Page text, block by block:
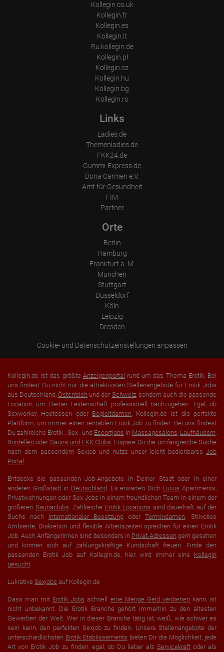
Kollegin.co.uk
Kollegin.fr
Kollegin.es
Kollegin.it
Ru.kollegin.de
Kollegin.pl
Kollegin.cz
Kollegin.hu
Kollegin.bg
Kollegin.ro
Links
Ladies.de
Themenladies.de
FKK24.de
Gummi-Express.de
Dona Carmen e.V.
Amt für Gesundheit
FIM
Partner
Orte
Berlin
Hamburg
Frankfurt a. M.
München
Stuttgart
Düsseldorf
Köln
Leipzig
Dresden
Cookie- und Datenschutzeinstellungen anpassen
Kollegin.de ist das größte Anzeigenportal rund um das Thema Erotik. Bei
uns findest Du nicht nur die attraktivsten Stellenangebote für Erotik Jobs
aus Deutschland,Österreich und der Schweiz, sondern auch die passende
Location, um Deiner Leidenschaft professionell nachzugehen. Egal, ob
Sexworker, Hostessen oder Begleitdamen, Kollegin.de ist die perfekte
Plattform, um immer einen rentablen Erotik Job zu finden. Bei uns findest
Du zahlreiche Erotik-, Sex- und Escortjobs in Massagesalons, Laufhäusern,
Bordellen oder Sauna und FKK Clubs. Erspare Dir die umfangreiche Suche
nach dem passendem Sexjob und nutze unser leicht bedienbares Job
Portal .
Entdecke die passenden Job-Angebote in Deiner Stadt oder in einer
anderen Großstadt in Deutschland. Es erwarten Dich Luxus Apartments,
Privatwohnungen oder Sex Jobs in einem freundlichen Team in einem der
größeren Saunaclubs. Zahlreiche Erotik Locations sind dauerhaft auf der
Suche nach internationaler Besetzung oder Termindamen. Stilvolles
Ambiente, Diskretion und flexible Arbeitszeiten sprechen für einen Erotik
Job. Auch Anfängerinnen sind besonders in Privat-Adressen gern gesehen
und können sich auf zahlungskräftige Kundschaft freuen. Finde den
passenden Erotik Job auf Kollegin.de, hier wird immer eine Kollegin
gesucht.
Lukrative Sexjobs auf Kollegin.de
Dass man mit Erotik Jobs schnell eine Menge Geld verdienen kann, ist
nicht unbekannt. Die Erotik Branche gehört immerhin zu den ältesten
Gewerben der Welt. Wer in dieser Branche tätig ist, weiß, wie schwer es
sein kann, den perfekten Sexjob zu finden. Unsere Stellenangebote der
unterschiedlichsten Erotik Etablissements bieten Dir die Möglichkeit, jede
Art von Erotik Job zu finden, egal, ob Du lieber als Servicekraftoder als